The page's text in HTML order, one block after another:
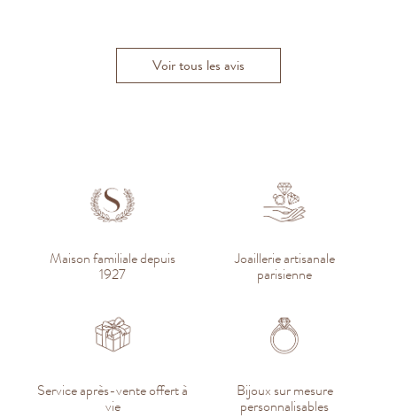
Voir tous les avis
Maison familiale depuis
1927
Joaillerie artisanale
parisienne
Service après-vente offert à
vie
Bijoux sur mesure
personnalisables